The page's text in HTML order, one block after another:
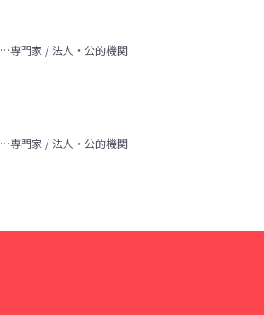
…専門家 / 法人・公的機関
…専門家 / 法人・公的機関